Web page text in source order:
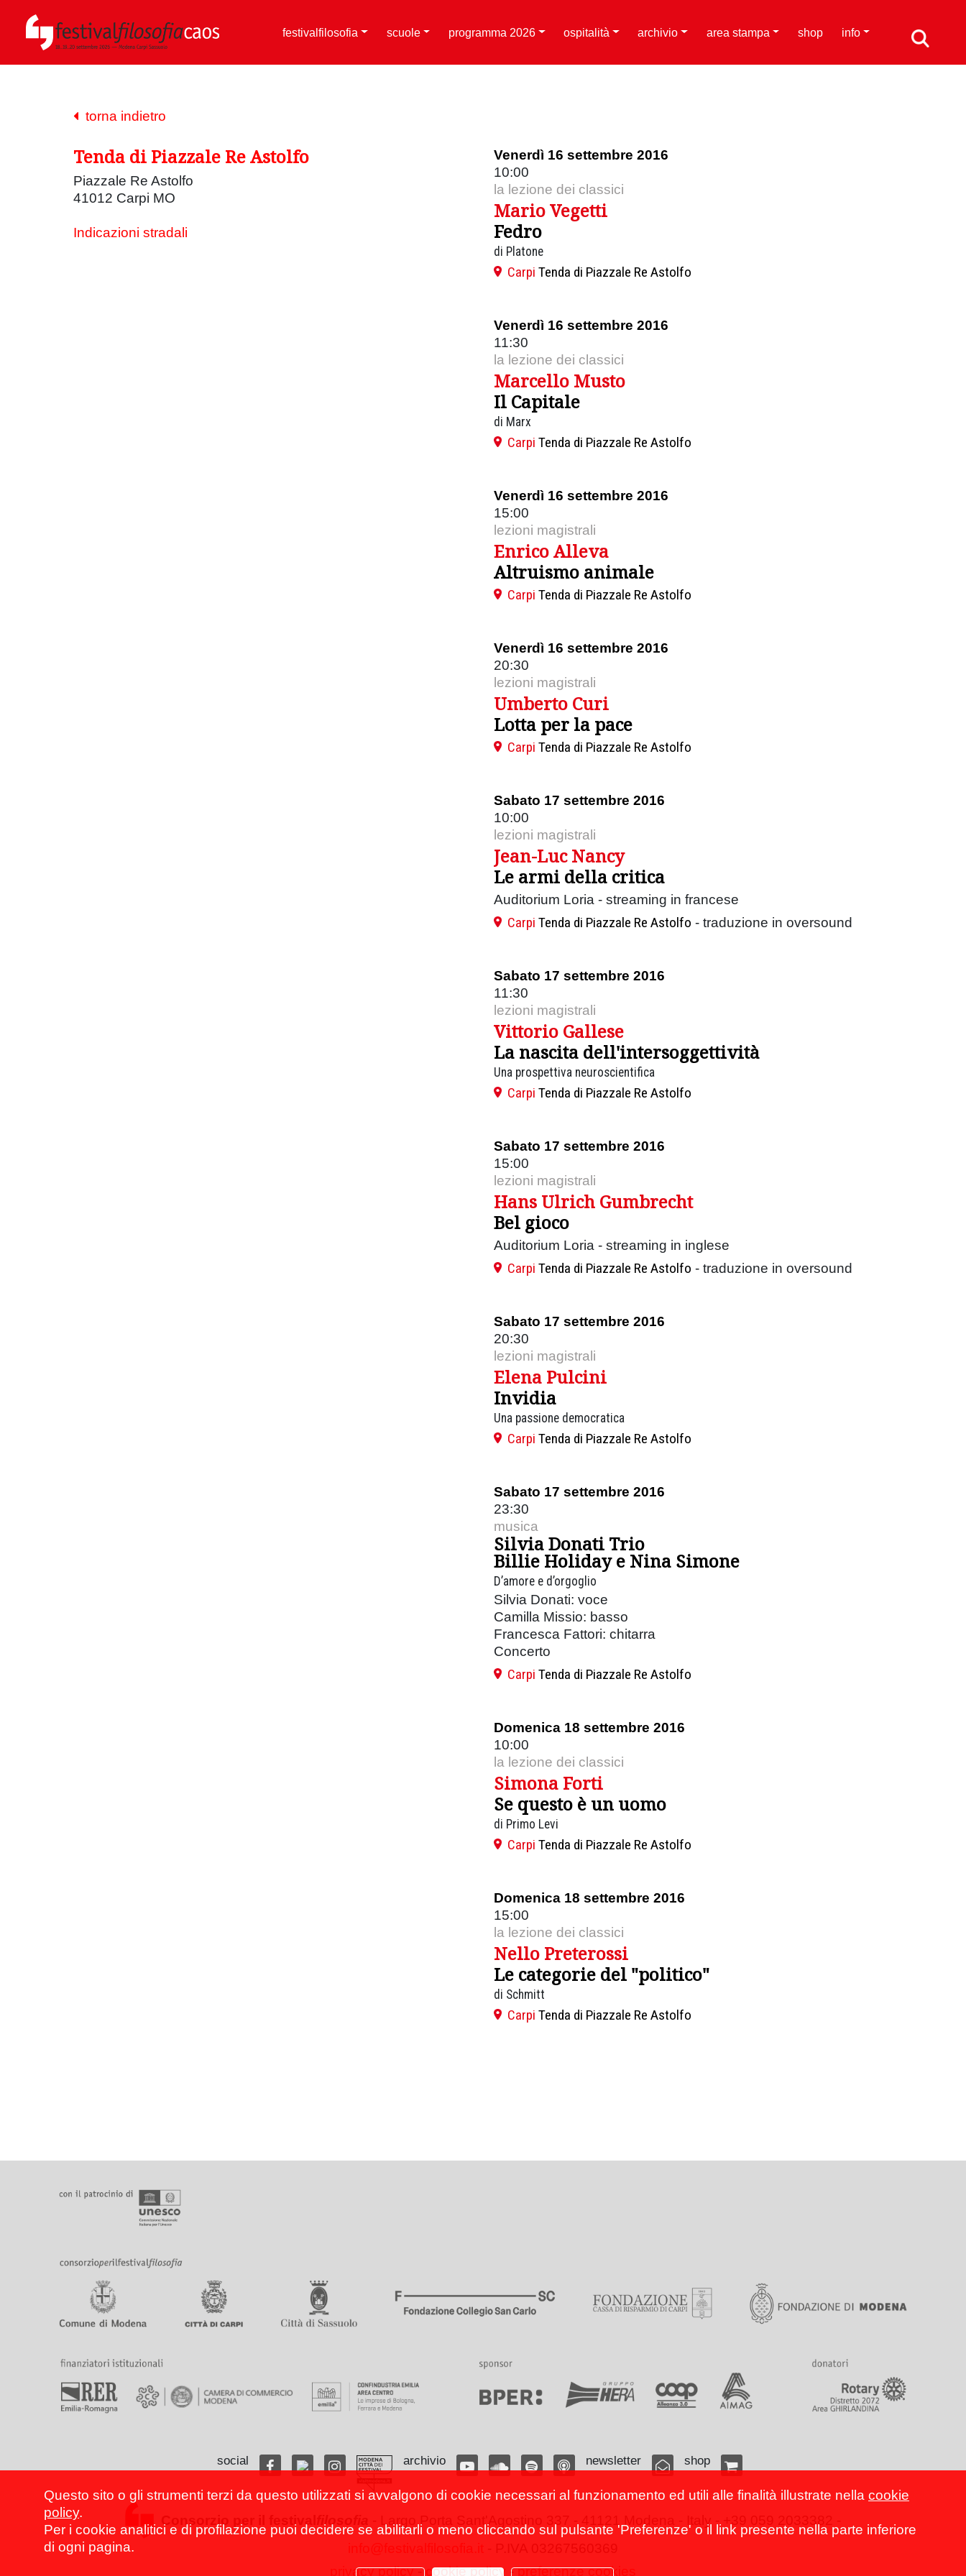
festivalfilosofia scuole programma 2026 ospitalità archivio area stampa shop info
torna indietro
Tenda di Piazzale Re Astolfo
Piazzale Re Astolfo
41012 Carpi MO
Indicazioni stradali
Venerdì 16 settembre 2016
10:00
la lezione dei classici
Mario Vegetti
Fedro
di Platone
Carpi Tenda di Piazzale Re Astolfo
Venerdì 16 settembre 2016
11:30
la lezione dei classici
Marcello Musto
Il Capitale
di Marx
Carpi Tenda di Piazzale Re Astolfo
Venerdì 16 settembre 2016
15:00
lezioni magistrali
Enrico Alleva
Altruismo animale
Carpi Tenda di Piazzale Re Astolfo
Venerdì 16 settembre 2016
20:30
lezioni magistrali
Umberto Curi
Lotta per la pace
Carpi Tenda di Piazzale Re Astolfo
Sabato 17 settembre 2016
10:00
lezioni magistrali
Jean-Luc Nancy
Le armi della critica
Auditorium Loria - streaming in francese
Carpi Tenda di Piazzale Re Astolfo - traduzione in oversound
Sabato 17 settembre 2016
11:30
lezioni magistrali
Vittorio Gallese
La nascita dell'intersoggettività
Una prospettiva neuroscientifica
Carpi Tenda di Piazzale Re Astolfo
Sabato 17 settembre 2016
15:00
lezioni magistrali
Hans Ulrich Gumbrecht
Bel gioco
Auditorium Loria - streaming in inglese
Carpi Tenda di Piazzale Re Astolfo - traduzione in oversound
Sabato 17 settembre 2016
20:30
lezioni magistrali
Elena Pulcini
Invidia
Una passione democratica
Carpi Tenda di Piazzale Re Astolfo
Sabato 17 settembre 2016
23:30
musica
Silvia Donati Trio
Billie Holiday e Nina Simone
D’amore e d’orgoglio
Silvia Donati: voce
Camilla Missio: basso
Francesca Fattori: chitarra
Concerto
Carpi Tenda di Piazzale Re Astolfo
Domenica 18 settembre 2016
10:00
la lezione dei classici
Simona Forti
Se questo è un uomo
di Primo Levi
Carpi Tenda di Piazzale Re Astolfo
Domenica 18 settembre 2016
15:00
la lezione dei classici
Nello Preterossi
Le categorie del "politico"
di Schmitt
Carpi Tenda di Piazzale Re Astolfo
social archivio newsletter shop
privacy policy- cookie policy -preferenze cookies
Questo sito o gli strumenti terzi da questo utilizzati si avvalgono di cookie necessari al funzionamento ed utili alle finalità illustrate nella cookie
policy.
Per i cookie analitici e di profilazione puoi decidere se abilitarli o meno cliccando sul pulsante 'Preferenze' o il link presente nella parte inferiore
di ogni pagina.